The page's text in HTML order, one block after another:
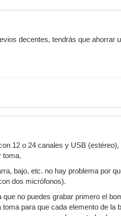
decentes, tendrás que ahorrar
12 o 24 canales y USB
toma.
bajo, etc. no hay problema por
dos micrófonos).
que no puedes grabar primero el
para que cada elemento de la